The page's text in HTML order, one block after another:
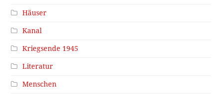
Häuser
Kanal
Kriegsende 1945
Literatur
Menschen